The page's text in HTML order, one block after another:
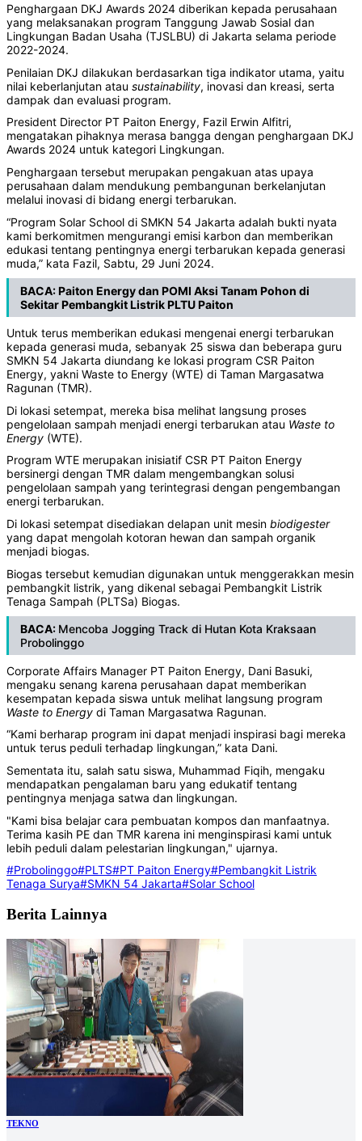
Penghargaan DKJ Awards 2024 diberikan kepada perusahaan
yang melaksanakan program Tanggung Jawab Sosial dan
Lingkungan Badan Usaha (TJSLBU) di Jakarta selama periode
2022-2024.
Penilaian DKJ dilakukan berdasarkan tiga indikator utama, yaitu
nilai keberlanjutan atau sustainability, inovasi dan kreasi, serta
dampak dan evaluasi program.
President Director PT Paiton Energy, Fazil Erwin Alfitri,
mengatakan pihaknya merasa bangga dengan penghargaan DKJ
Awards 2024 untuk kategori Lingkungan.
Penghargaan tersebut merupakan pengakuan atas upaya
perusahaan dalam mendukung pembangunan berkelanjutan
melalui inovasi di bidang energi terbarukan.
“Program Solar School di SMKN 54 Jakarta adalah bukti nyata
kami berkomitmen mengurangi emisi karbon dan memberikan
edukasi tentang pentingnya energi terbarukan kepada generasi
muda,” kata Fazil, Sabtu, 29 Juni 2024.
BACA:Paiton Energy dan POMI Aksi Tanam Pohon di
Sekitar Pembangkit Listrik PLTU Paiton
Untuk terus memberikan edukasi mengenai energi terbarukan
kepada generasi muda, sebanyak 25 siswa dan beberapa guru
SMKN 54 Jakarta diundang ke lokasi program CSR Paiton
Energy, yakni Waste to Energy (WTE) di Taman Margasatwa
Ragunan (TMR).
Di lokasi setempat, mereka bisa melihat langsung proses
pengelolaan sampah menjadi energi terbarukan atau Waste to
Energy (WTE).
Program WTE merupakan inisiatif CSR PT Paiton Energy
bersinergi dengan TMR dalam mengembangkan solusi
pengelolaan sampah yang terintegrasi dengan pengembangan
energi terbarukan.
Di lokasi setempat disediakan delapan unit mesin biodigester
yang dapat mengolah kotoran hewan dan sampah organik
menjadi biogas.
Biogas tersebut kemudian digunakan untuk menggerakkan mesin
pembangkit listrik, yang dikenal sebagai Pembangkit Listrik
Tenaga Sampah (PLTSa) Biogas.
BACA: Mencoba Jogging Track di Hutan Kota Kraksaan
Probolinggo
Corporate Affairs Manager PT Paiton Energy, Dani Basuki,
mengaku senang karena perusahaan dapat memberikan
kesempatan kepada siswa untuk melihat langsung program
Waste to Energy di Taman Margasatwa Ragunan.
“Kami berharap program ini dapat menjadi inspirasi bagi mereka
untuk terus peduli terhadap lingkungan,” kata Dani.
Sementata itu, salah satu siswa, Muhammad Fiqih, mengaku
mendapatkan pengalaman baru yang edukatif tentang
pentingnya menjaga satwa dan lingkungan.
"Kami bisa belajar cara pembuatan kompos dan manfaatnya.
Terima kasih PE dan TMR karena ini menginspirasi kami untuk
lebih peduli dalam pelestarian lingkungan," ujarnya.
#Probolinggo#PLTS#PT Paiton Energy#Pembangkit Listrik
Tenaga Surya#SMKN 54 Jakarta#Solar School
Berita Lainnya
TEKNO